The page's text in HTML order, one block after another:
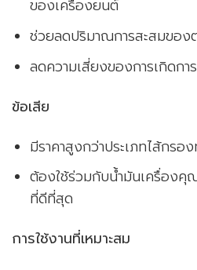
ของเครื่องยนต์
ช่วยลดปริมาณการสะสมของ
ลดความเสี่ยงของการเกิดก
ข้อเสีย
มีราคาสูงกว่าประเภทไส้กรอ
ต้องใช้ร่วมกับน้ำมันเครื่อง
ที่ดีที่สุด
การใช้งานที่เหมาะสม